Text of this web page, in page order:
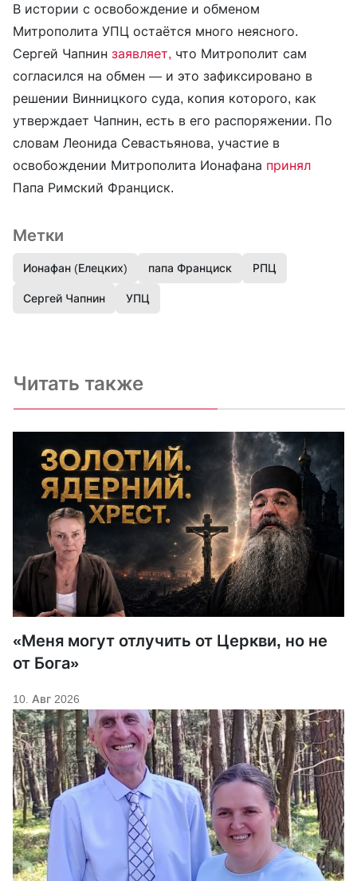
В истории с освобождение и обменом
Митрополита УПЦ остаётся много неясного.
Сергей Чапнин заявляет, что Митрополит сам
согласился на обмен — и это зафиксировано в
решении Винницкого суда, копия которого, как
утверждает Чапнин, есть в его распоряжении. По
словам Леонида Севастьянова, участие в
освобождении Митрополита Ионафана принял
Папа Римский Франциск.
Метки
Ионафан (Елецких) папа Франциск РПЦ
Сергей Чапнин УПЦ
Читать также
«Меня могут отлучить от Церкви, но не
от Бога»
10. Авг 2026